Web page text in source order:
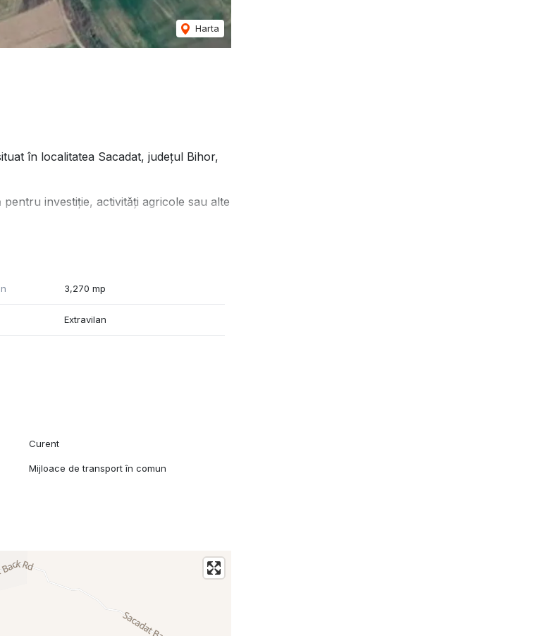
Harta
în localitatea Sacadat, județul Bihor,
investiție, activități agricole sau alte
ne contactați.
3,270 mp
Extravilan
Curent
Mijloace de transport în comun